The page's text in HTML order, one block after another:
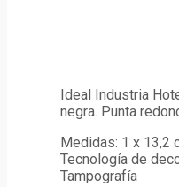
Ideal Industria
negra. Punta
Medidas: 1 x 13,2
Tecnología de
Tampografía